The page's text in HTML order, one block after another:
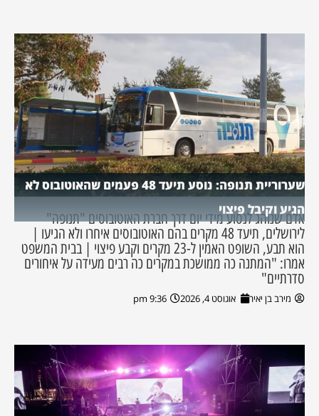
שערוריית תנופה: נוסע תיעד 48 פעמים שהאוטובוס לא
הגיע וקיבל פיצוי
אדם שנוהג לנסוע מידי יום דרך חברת האוטובוסים "תנופה"
לירושלים, תיעד 48 מקרים בהם האוטובוסים איחרו ולא הגיעו |
הוא תבע, השופט האמין ל-23 מקרים וקבע פיצוי | בבית המשפט
אמרו: "המתנה כה ממושכת במקרים כה רבים מעידה על איחורים
סדרתיים"
מירב בן יאיר אוגוסט 4, 2026 9:36 pm